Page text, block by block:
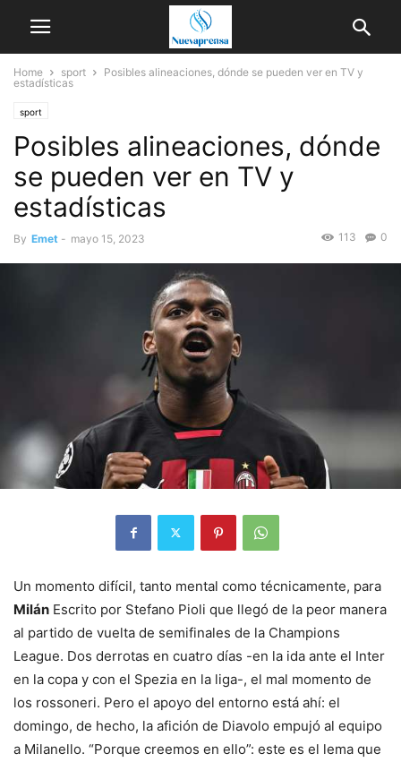
Home sport
Posibles alineaciones, dónde se pueden ver en TV y
estadísticas
sport
Posibles alineaciones, dónde
se pueden ver en TV y
estadísticas
By Emet - mayo 15, 2023 0
113
Un momento difícil, tanto mental como técnicamente, para
Milán Escrito por Stefano Pioli que llegó de la peor manera
al partido de vuelta de semifinales de la Champions
League. Dos derrotas en cuatro días -en la ida ante el Inter
en la copa y con el Spezia en la liga-, el mal momento de
los rossoneri. Pero el apoyo del entorno está ahí: el
domingo, de hecho, la afición de Diavolo empujó al equipo
a Milanello. “Porque creemos en ello”: este es el lema que